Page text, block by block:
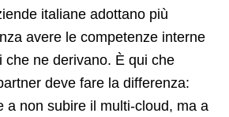
italiane adottano più
avere le competenze interne
che ne derivano. È qui che
deve fare la differenza:
a non subire il multi-cloud, ma a